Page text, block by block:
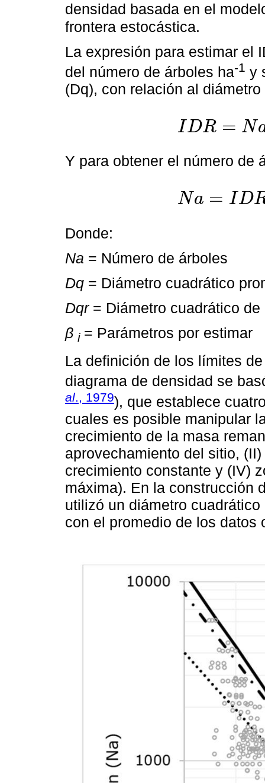
densidad basada en el
frontera estocástica.
La expresión para estimar el
del número de árboles ha-1 y
(Dq), con relación al
IDR = N
ID R=Na × D qrD β1
Y para obtener el número de
Na = ID
N a= IDR × Dq Dq rβ1
Donde:
Na = Número de árboles
Dq = Diámetro cuadrático
Dqr= Diámetro cuadrático de
β i = Parámetros por estimar
La definición de los límites
diagrama de densidad se
al., 1979), que establece
cuales es posible manipular
crecimiento de la masa
aprovechamiento del sitio,
crecimiento constante y (IV)
máxima). En la construcción
utilizó un diámetro
con el promedio de los datos